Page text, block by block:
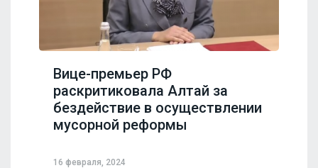
Вице-премьер РФ
раскритиковала Алтай за
бездействие в осуществлении
мусорной реформы
16 февраля, 2024